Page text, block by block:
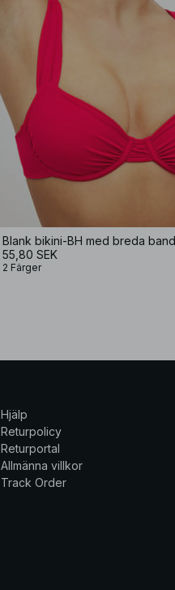
55,80 SEK
2 Färger
Hjälp
Returpolicy
Returportal
Allmänna villkor
Track Order